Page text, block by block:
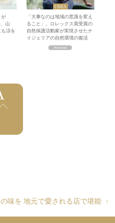
が
山
涼を
「大事なのは地域の意識を変え
ること」。ロレックス賞受賞の
自然保護活動家が実現させたナ
イジェリアの自然環境の復活
味を 地元で愛される店で堪能